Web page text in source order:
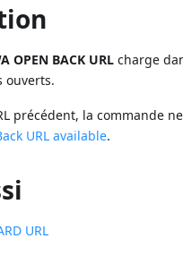
OPEN BACK URL charge
ouverts.
précédent, la
URL available.
URL